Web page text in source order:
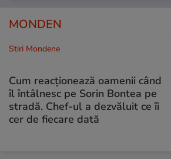
MONDEN
Stiri Mondene
Cum reacționează oamenii când
îl întâlnesc pe Sorin Bontea pe
stradă. Chef-ul a dezvăluit ce îi
cer de fiecare dată